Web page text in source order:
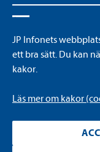
YouTube
JP Infonets
ett bra sätt. Du kan
kakor.
Läs mer om kakor